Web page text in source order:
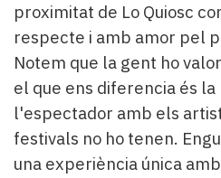
proximitat de Lo Quiosc
respecte i amb amor pel
Notem que la gent ho
el que ens diferencia és
l'espectador amb els
festivals no ho tenen.
una experiència única